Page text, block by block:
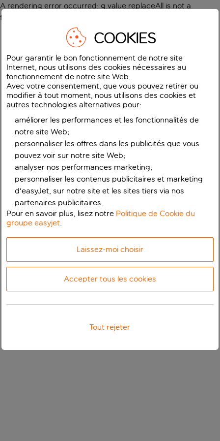
A rendering error occurred: g.value.replaceAll is not a
function
COOKIES
Pour garantir le bon fonctionnement de notre site
Internet, nous utilisons des cookies nécessaires au
fonctionnement de notre site Web.
Avec votre consentement, que vous pouvez retirer ou
modifier à tout moment, nous utilisons des cookies et
autres technologies alternatives pour:
améliorer les performances et les fonctionnalités de
notre site Web;
personnaliser les offres dans les publicités que vous
pouvez voir sur notre site Web;
analyser nos performances marketing;
personnaliser les contenus publicitaires et marketing
d'easyJet, sur notre site et les sites tiers via nos
partenaires publicitaires.
Pour en savoir plus, lisez notre Politique de Cookie du
groupe easyjet.
Laissez-moi choisir
Accepter tous les cookies
Tout rejeter